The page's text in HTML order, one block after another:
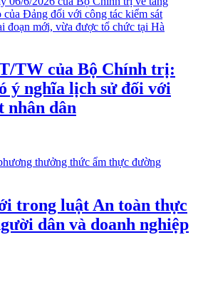
TW của Bộ Chính trị:
ý nghĩa lịch sử đối với
nhân dân
trong luật An toàn thực
dân và doanh nghiệp